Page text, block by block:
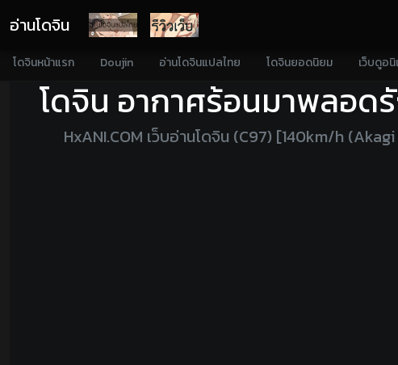
อ่านโดจิน
โดจินหน้าแรก Doujin อ่านโดจินแปลไทย โดจินยอดนิยม เว็บดูอนิ
โดจิน อากาศร้อนมาพลอด
HxANI.COM เว็บอ่านโดจิน (C97) [140km/h